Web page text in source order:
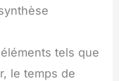
tels que
le temps de